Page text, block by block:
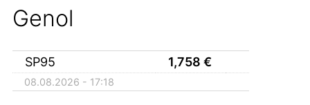
Genol
SP95 1,758 €
08.08.2026 - 17:18